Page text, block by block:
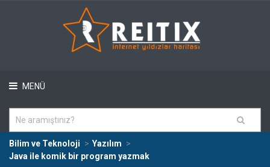
MENÜ
Bilim ve Teknoloji
Yazılım
Java ile komik bir program yazmak